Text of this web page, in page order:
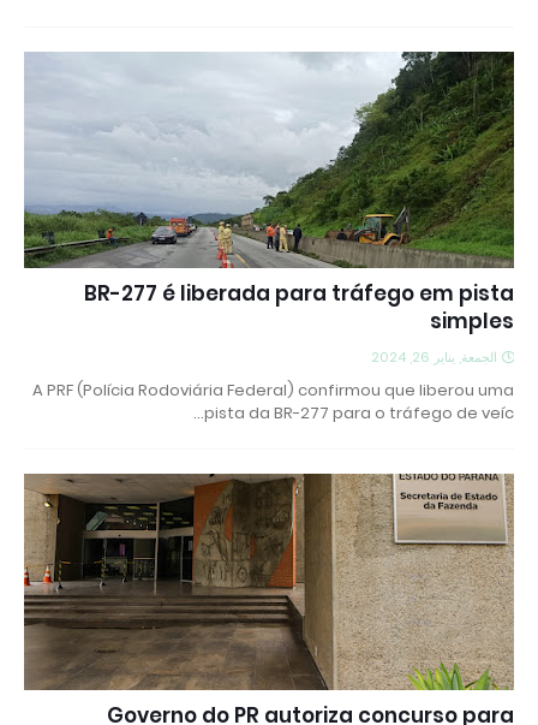
BR-277 é liberada para tráfego em pista
simples
الجمعة, يناير 26, 2024
A PRF (Polícia Rodoviária Federal) confirmou que liberou uma
pista da BR-277 para o tráfego de veíc…
Governo do PR autoriza concurso para